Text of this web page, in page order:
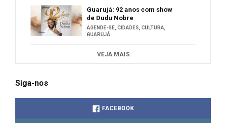
Guarujá: 92 anos com show
de Dudu Nobre
AGENDE-SE,CIDADES,CULTURA,
GUARUJÁ
VEJA MAIS
Siga-nos
FACEBOOK